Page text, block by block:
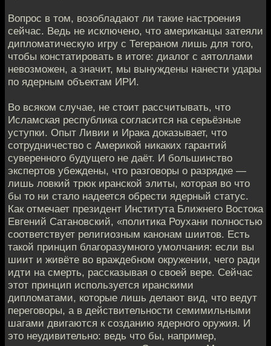
Вопрос в том, возобладают ли такие настроения
сейчас. Ведь не исключено, что американцы затеяли
дипломатическую игру с Тегераном лишь для того,
чтобы констатировать в итоге: диалог с аятоллами
невозможен, а значит, мы вынуждены нанести удары
по ядерным объектам ИРИ.
Во всяком случае, не стоит рассчитывать, что
Исламская республика согласится на серьёзные
уступки. Опыт Ливии и Ирака доказывает, что
сотрудничество с Америкой никаких гарантий
суверенного будущего не даёт. И большинство
экспертов убеждены, что разговоры о разрядке —
лишь ловкий трюк иранской элиты, которая во что
бы то ни стало надеется обрести ядерный статус.
Как отмечает президент Института Ближнего Востока
Евгений Сатановский, «политика Роухани полностью
соответствует религиозным канонам шиитов. Есть
такой принцип благоразумного умолчания: если вы
шиит и живёте во враждебном окружении, чего ради
идти на смерть, рассказывая о своей вере. Сейчас
этот принцип используется иранскими
дипломатами, которые лишь делают вид, что ведут
переговоры, а в действительности семимильными
шагами двигаются к созданию ядерного оружия. И
это неудивительно: ведь что бы, например,